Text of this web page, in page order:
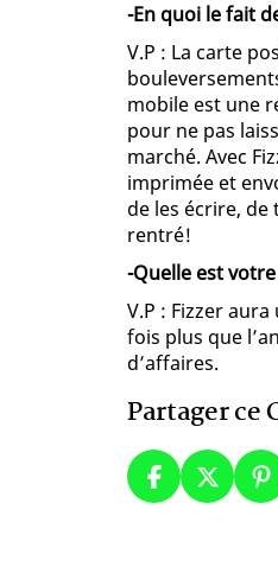
-En quoi le fait
V.P : La carte
mobile est une
pour ne pas
marché. Avec
imprimée et
de les écrire,
rentré!
-Quelle est
V.P : Fizzer
fois plus que
d’affaires.
Partager ce